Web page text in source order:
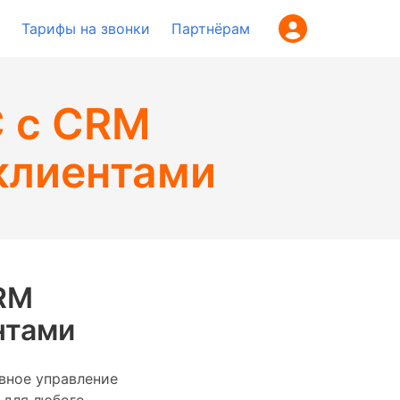
Тарифы на звонки Партнёрам
CRM
управление